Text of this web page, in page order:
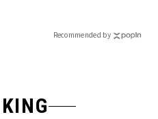
Recommended by